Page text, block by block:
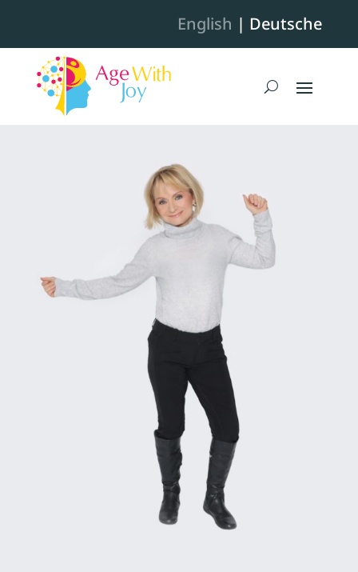
English | Deutsche